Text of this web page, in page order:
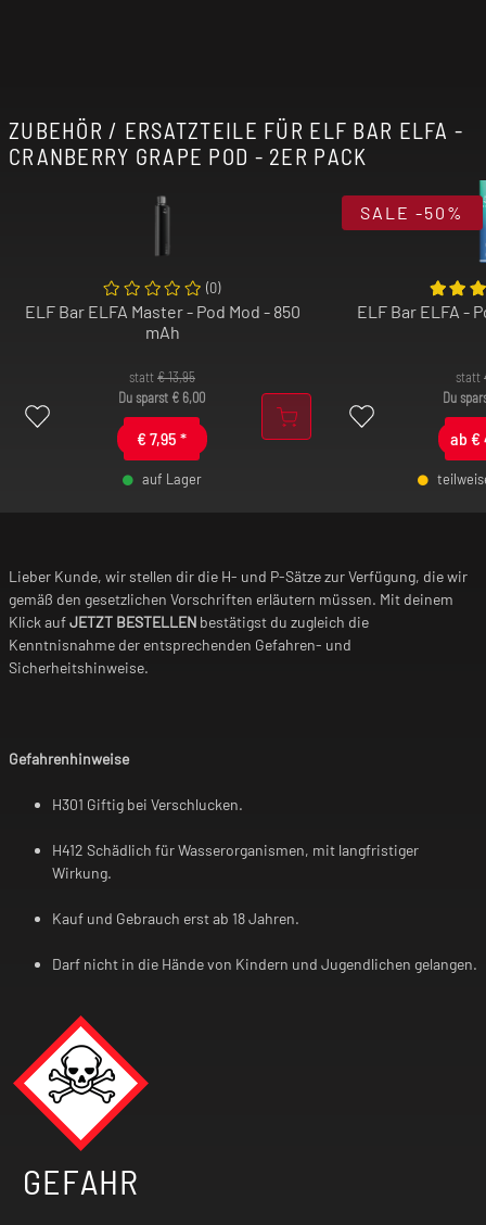
ZUBEHÖR / ERSATZTEILE FÜR ELF BAR ELFA -
CRANBERRY GRAPE POD - 2ER PACK
statt€13,95
Du sparst € 6,00
€ 7,95 *
auf Lager
(0)
ELF Bar ELFA Master - Pod Mod - 850
mAh
statt
Du
ab €
ELF Bar ELFA -
SALE -50%
Lieber Kunde, wir stellen dir die H- und P-Sätze zur Verfügung, die wir
gemäß den gesetzlichen Vorschriften erläutern müssen. Mit deinem
Klick aufJETZT BESTELLEN bestätigst du zugleich die
Kenntnisnahme der entsprechenden Gefahren- und
Sicherheitshinweise.
Gefahrenhinweise
H301 Giftig bei Verschlucken.
H412 Schädlich für Wasserorganismen, mit langfristiger
Wirkung.
Kauf und Gebrauch erst ab 18 Jahren.
Darf nicht in die Hände von Kindern und Jugendlichen gelangen.
GEFAHR